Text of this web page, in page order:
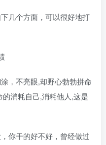
几个方面，可以很好地打
，不亮眼,却野心勃勃拼命
消耗自己,消耗他人,这是
你干的好不好，曾经做过